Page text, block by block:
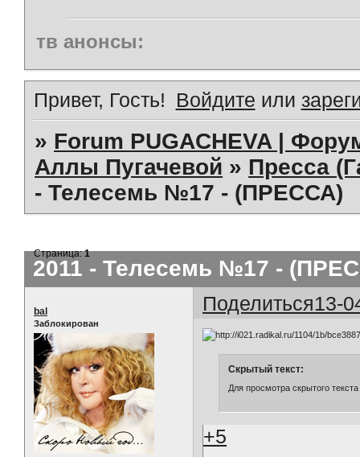
тв анонсы:
Привет, Гость! Войдите или
» Forum PUGACHEVA |
Аллы Пугачевой » Пресса
- Телесемь №17 - (ПРЕССА)
2011 - Телесемь №17 -
Страница:1
Поделиться13-
bal
Заблокирован
Скрытый текст:
Для просмотра скрытого
+5